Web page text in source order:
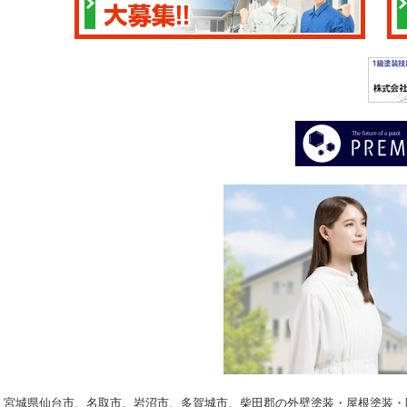
城県仙台市、名取市、岩沼市、多賀城市、柴田郡の外壁塗装・屋根塗装